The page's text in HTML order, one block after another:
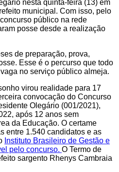
nesta quinta-feira (13) em
municipal. Com isso, pelo
público na rede
posse desde a realização
de preparação, prova,
Esse é o percurso que todo
no serviço público almeja.
virou realidade para 17
convocação do Concurso
Olegário (001/2021),
após 12 anos sem
da Educação. O certame
entre 1.540 candidatos e as
Instituto Brasileiro de Gestão e
pelo concurso. O Termo de
sargento Rhenys Cambraia